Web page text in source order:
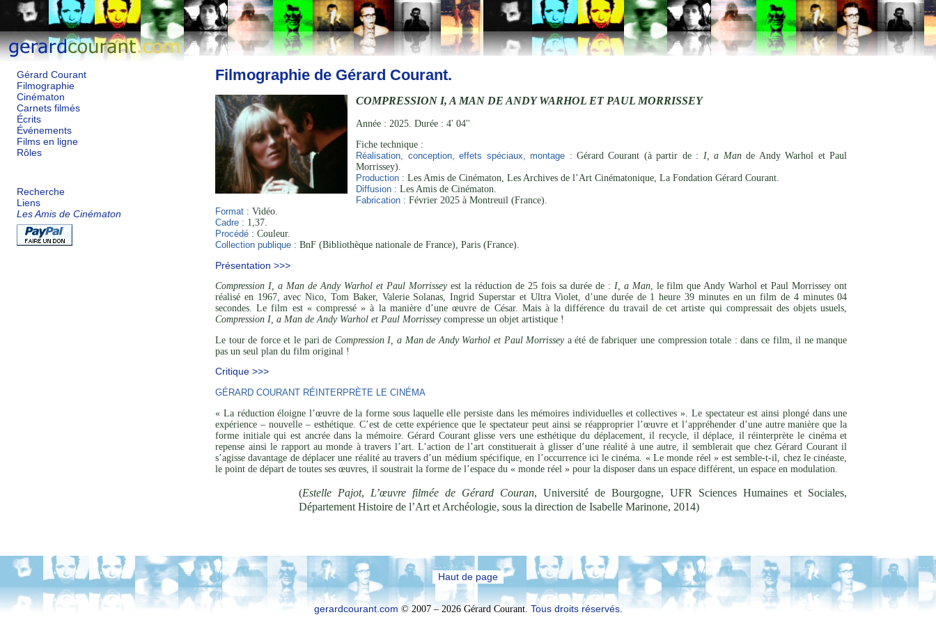
Gérard Courant
Filmographie
Cinématon
Carnets filmés
Écrits
Événements
Films en ligne
Rôles
Recherche
Liens
Les Amis de Cinématon
Filmographie de Gérard Courant.
COMPRESSION I, A MAN DE ANDY WARHOL ET PAUL MORRISSEY
Année : 2025. Durée : 4' 04''
Fiche technique :
Réalisation, conception, effets spéciaux, montage : Gérard Courant (à partir de : I, a Mande Andy Warhol et Paul
Morrissey).
Production : Les Amis de Cinématon, Les Archives de l’Art Cinématonique, La Fondation Gérard Courant.
Diffusion : Les Amis de Cinématon.
Fabrication : Février 2025 à Montreuil (France).
Format : Vidéo.
Cadre : 1,37.
Procédé : Couleur.
Collection publique : BnF (Bibliothèque nationale de France), Paris (France).
Présentation >>>
Compression I, a Man de Andy Warhol et Paul Morrisseyest la réduction de 25 fois sa durée de : I, a Man, le film que Andy Warhol et Paul Morrissey ont
réalisé en 1967, avec Nico, Tom Baker, Valerie Solanas, Ingrid Superstar et Ultra Violet, d’une durée de 1 heure 39 minutes en un film de 4 minutes 04
secondes. Le film est « compressé » à la manière d’une œuvre de César. Mais à la différence du travail de cet artiste qui compressait des objets usuels,
Compression I, a Man de Andy Warhol et Paul Morrisseycompresse un objet artistique !
Le tour de force et le pari de Compression I, a Man de Andy Warhol et Paul Morrisseya été de fabriquer une compression totale : dans ce film, il ne manque
pas un seul plan du film original !
Critique >>>
GÉRARD COURANT RÉINTERPRÈTE LE CINÉMA
« La réduction éloigne l’œuvre de la forme sous laquelle elle persiste dans les mémoires individuelles et collectives ». Le spectateur est ainsi plongé dans une
expérience – nouvelle – esthétique. C’est de cette expérience que le spectateur peut ainsi se réapproprier l’œuvre et l’appréhender d’une autre manière que la
forme initiale qui est ancrée dans la mémoire. Gérard Courant glisse vers une esthétique du déplacement, il recycle, il déplace, il réinterprète le cinéma et
repense ainsi le rapport au monde à travers l’art. L’action de l’art constituerait à glisser d’une réalité à une autre, il semblerait que chez Gérard Courant il
s’agisse davantage de déplacer une réalité au travers d’un médium spécifique, en l’occurrence ici le cinéma. « Le monde réel » est semble-t-il, chez le cinéaste,
le point de départ de toutes ses œuvres, il soustrait la forme de l’espace du « monde réel » pour la disposer dans un espace différent, un espace en modulation.
(Estelle Pajot,L’œuvre filmée de Gérard Couran, Université de Bourgogne, UFR Sciences Humaines et Sociales,
Département Histoire de l’Art et Archéologie, sous la direction de Isabelle Marinone, 2014)
Haut de page
gerardcourant.com © 2007 – 2026 Gérard Courant. Tous droits réservés.